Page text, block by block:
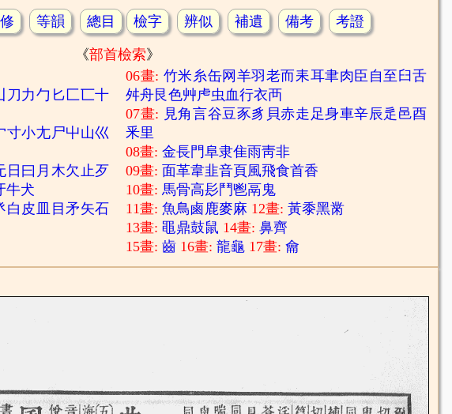
等韻 總目 檢字 辨似 補遺 備考 考證
《部首檢索》
刀 力勹 匕 匚匸十
寸小尢尸屮山巛
日 曰 月 木欠止歹
牛犬
白 皮 目矛矢石
06畫: 竹米 糸缶网 羊羽老而耒耳聿肉臣 自 至 臼舌
舛舟艮色艸虍虫血行衣襾
07畫: 見角言谷豆豕豸 貝赤走 足身車辛辰辵 邑酉
釆里
08畫:金長門阜隶隹雨靑非
09畫: 面革韋韭音頁風飛食首香
10畫:馬骨高髟 鬥鬯鬲 鬼
11畫:魚鳥鹵鹿麥麻 12畫:黃黍黑黹
13畫:黽鼎鼓鼠 14畫:鼻齊
15畫:齒 16畫:龍龜 17畫:龠